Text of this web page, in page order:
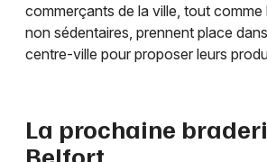
commerçants de la ville, tout
non sédentaires, prennent place
centre-ville pour proposer leurs
La prochaine
Belfort